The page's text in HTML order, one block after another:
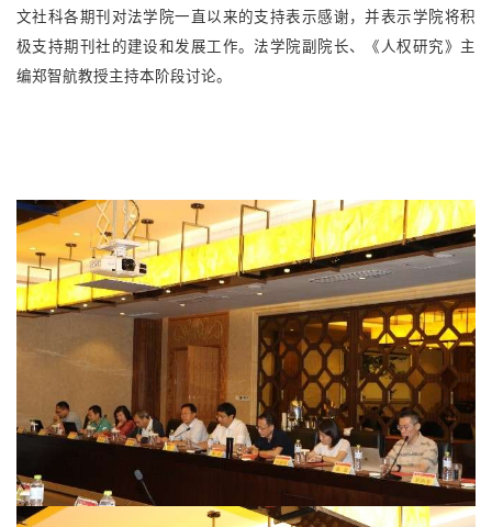
文社科各期刊对法学院一直以来的支持表示感谢，并表示学院将积
极支持期刊社的建设和发展工作。法学院副院长、《人权研究》主
编郑智航教授主持本阶段讨论。